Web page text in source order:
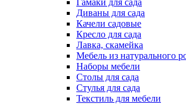
Диваны для сада
Качели садовые
Кресло для сада
Лавка, скамейка
Мебель из натурального
Наборы мебели
Столы для сада
Стулья для сада
Текстиль для мебели